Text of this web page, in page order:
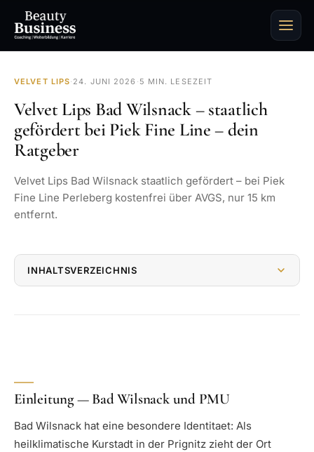
VELVET LIPS· 24. JUNI 2026 · 5 MIN. LESEZEIT
Velvet Lips Bad Wilsnack – staatlich
gefördert bei Piek Fine Line – dein
Ratgeber
Velvet Lips Bad Wilsnack staatlich gefördert – bei Piek
Fine Line Perleberg kostenfrei über AVGS, nur 15 km
entfernt.
INHALTSVERZEICHNIS
Einleitung — Bad Wilsnack und PMU
Bad Wilsnack hat eine besondere Identitaet: Als
heilklimatische Kurstadt in der Prignitz zieht der Ort